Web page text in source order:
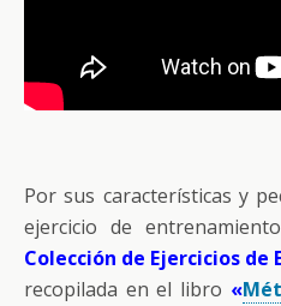
Por sus características y
ejercicio de
Colección de Ejercicios
recopilada en el libro «